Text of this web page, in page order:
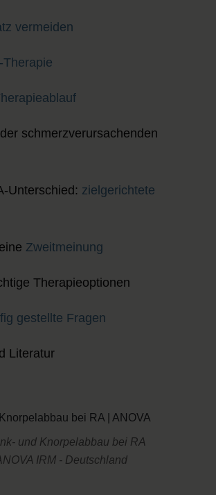
vermeiden
Therapie
der schmerzverursachenden
Unterschied: zielgerichtete
Zweitmeinung
Therapieoptionen
gestellte Fragen
Literatur
und Knorpelabbau bei RA
IRM - Deutschland